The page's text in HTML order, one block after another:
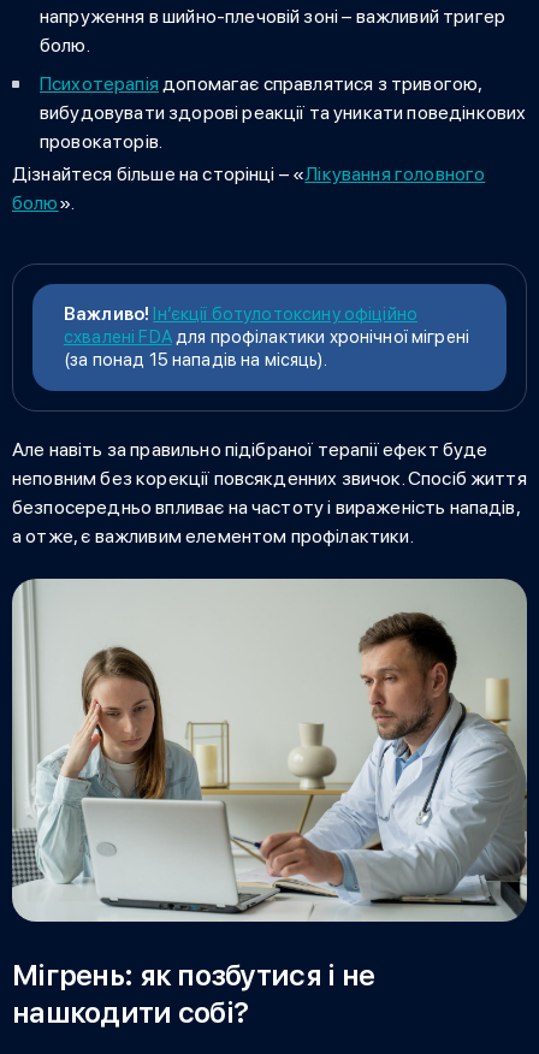
напруження в шийно-плечовій зоні – важливий тригер
болю.
Психотерапія допомагає справлятися з тривогою,
вибудовувати здорові реакції та уникати поведінкових
провокаторів.
Дізнайтеся більше на сторінці – «Лікування головного
болю».
Важливо! Ін’єкції ботулотоксину офіційно
схвалені FDAдля профілактики хронічної мігрені
(за понад 15 нападів на місяць).
Але навіть за правильно підібраної терапії ефект буде
неповним без корекції повсякденних звичок. Спосіб життя
безпосередньо впливає на частоту і вираженість нападів,
а отже, є важливим елементом профілактики.
Мігрень: як позбутися і не
нашкодити собі?